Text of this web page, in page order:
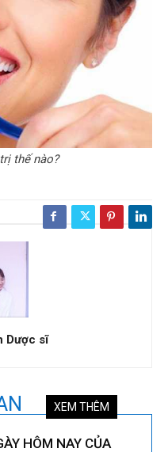
thế nào?
Dược sĩ
XEM THÊM
HÔM NAY CỦA